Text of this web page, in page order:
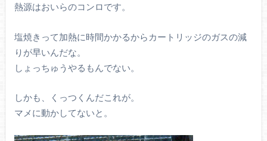
熱源はおいらのコンロです。
塩焼きって加熱に時間かかるからカートリッジのガスの減
りが早いんだな。
しょっちゅうやるもんでない。
しかも、くっつくんだこれが。
マメに動かしてないと。